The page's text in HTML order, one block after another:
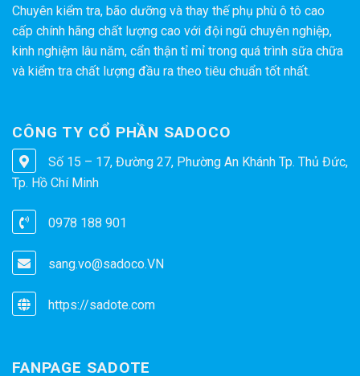
Chuyên kiểm tra, bão dưỡng và thay thế phụ phù ô tô cao
cấp chính hãng chất lượng cao với đội ngũ chuyên nghiệp,
kinh nghiệm lâu năm, cẩn thận tỉ mỉ trong quá trình sữa chữa
và kiểm tra chất lượng đầu ra theo tiêu chuẩn tốt nhất.
CÔNG TY CỔ PHẦN SADOCO
Số 15 – 17, Đường 27, Phường An Khánh Tp. Thủ Đức,
Tp. Hồ Chí Minh
0978 188 901
sang.vo@sadoco.VN
https://sadote.com
FANPAGE SADOTE